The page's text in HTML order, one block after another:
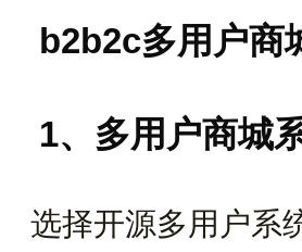
b2b2c多用户商
1、多用户商城
选择开源多用户系